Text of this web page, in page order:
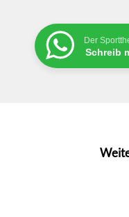
Der
Schreib